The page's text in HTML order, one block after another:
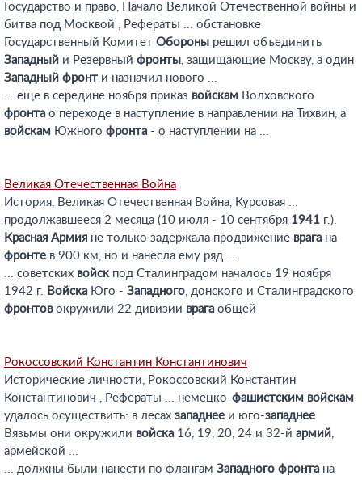
Государство и право, Начало Великой Отечественной войны и
битва под Москвой , Рефераты ... обстановке
Государственный Комитет Обороны решил объединить
Западный и Резервный фронты, защищающие Москву, а один
Западный фронт и назначил нового ...
... еще в середине ноября приказ войскам Волховского
фронта о переходе в наступление в направлении на Тихвин, а
войскам Южного фронта - о наступлении на ...
Великая Отечественная Война
История, Великая Отечественная Война, Курсовая ...
продолжавшееся 2 месяца (10 июля - 10 сентября 1941 г.).
Красная Армия не только задержала продвижение врага на
фронте в 900 км, но и нанесла ему ряд ...
... советских войскпод Сталинградом началось 19 ноября
1942 г. Войска Юго - Западного, донского и Сталинградского
фронтовокружили 22 дивизии врага общей
Рокоссовский Константин Константинович
Исторические личности, Рокоссовский Константин
Константинович , Рефераты ... немецко-фашистским войскам
удалось осуществить: в лесах западнее и юго-западнее
Вязьмы они окружили войска 16, 19, 20, 24 и 32-й армий,
армейской ...
... должны были нанести по флангам Западного фронта на